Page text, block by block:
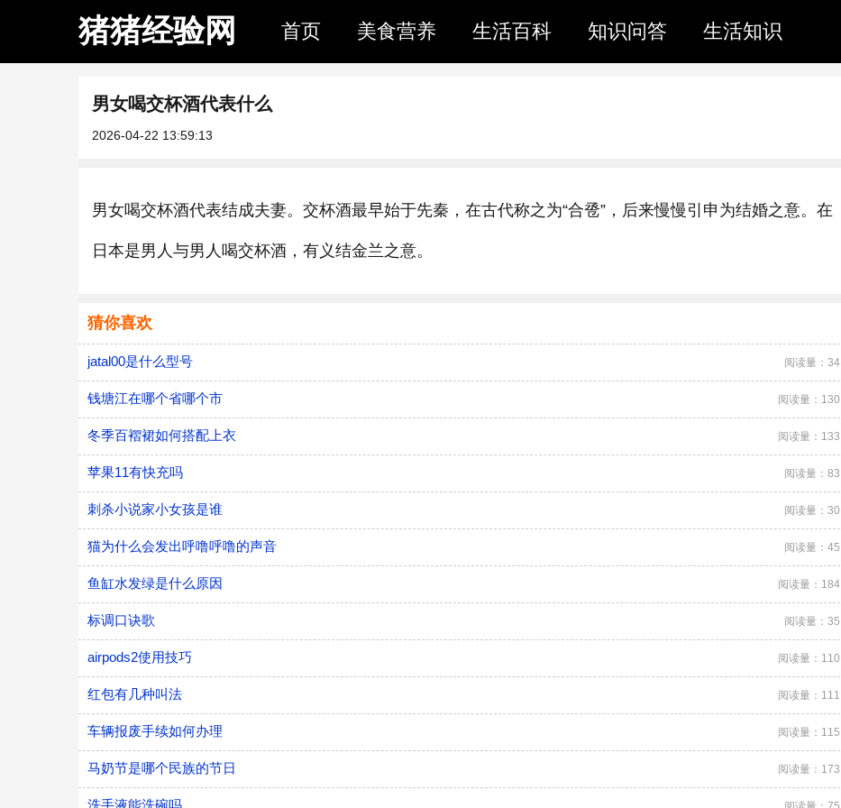
猪猪经验网 首页 美食营养 生活百科 知识问答 生活知识
男女喝交杯酒代表什么
2026-04-22 13:59:13
男女喝交杯酒代表结成夫妻。交杯酒最早始于先秦，在古代称之为“合卺”，后来慢慢引申为结婚之意。在
日本是男人与男人喝交杯酒，有义结金兰之意。
猜你喜欢
jatal00是什么型号 阅读量：34
钱塘江在哪个省哪个市 阅读量：130
冬季百褶裙如何搭配上衣 阅读量：133
苹果11有快充吗 阅读量：83
刺杀小说家小女孩是谁 阅读量：30
猫为什么会发出呼噜呼噜的声音 阅读量：45
鱼缸水发绿是什么原因 阅读量：184
标调口诀歌 阅读量：35
airpods2使用技巧 阅读量：110
红包有几种叫法 阅读量：111
车辆报废手续如何办理 阅读量：115
马奶节是哪个民族的节日 阅读量：173
洗手液能洗碗吗